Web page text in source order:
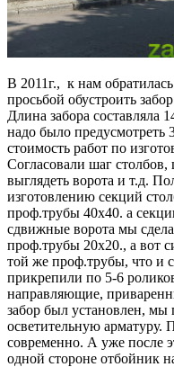
В 2011г., к нам
просьбой обустроить
Длина забора составляла
надо было предусмотреть
стоимость работ по
Согласовали шаг столбов,
выглядеть ворота и т.д.
изготовлению секций
проф.трубы 40х40. а
сдвижные ворота мы
проф.трубы 20х20., а вот
той же проф.трубы, что и
прикрепили по 5-6
направляющие,
забор был установлен,
осветительную арматуру.
современно. А уже после
одной стороне отбойник